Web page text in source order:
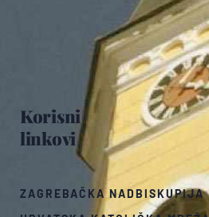
Korisni
linkovi
ZAGREBAČKA NADBISKUPIJA